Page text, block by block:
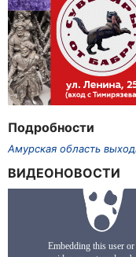
Подробности
Амурская область
ВИДЕОНОВОСТИ